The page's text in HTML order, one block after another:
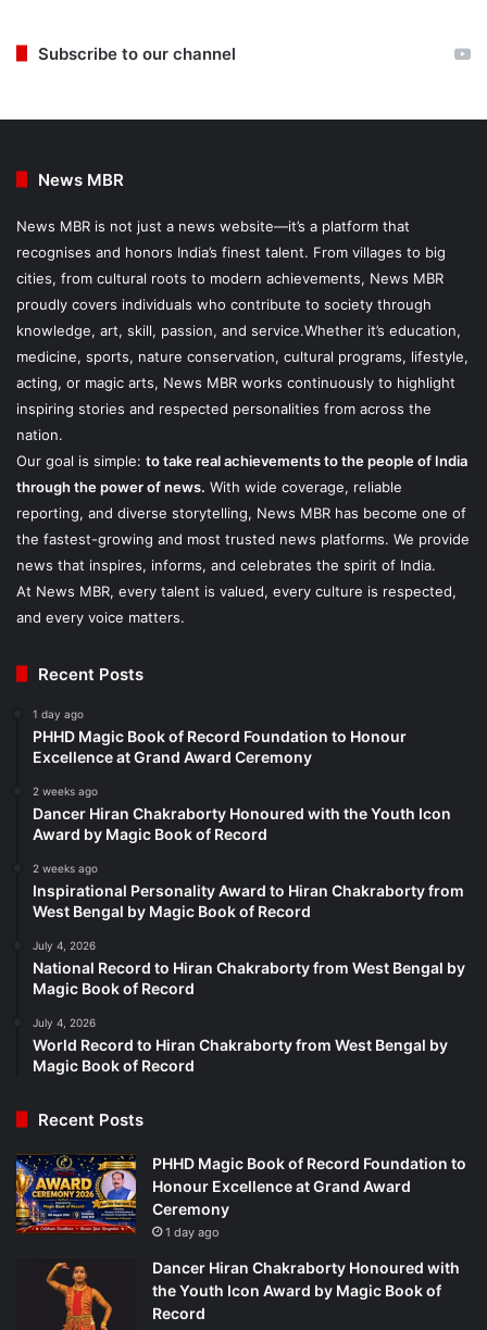
Subscribe to our channel
News MBR
News MBR is not just a news website—it’s a platform that
recognises and honors India’s finest talent. From villages to big
cities, from cultural roots to modern achievements, News MBR
proudly covers individuals who contribute to society through
knowledge, art, skill, passion, and service.Whether it’s education,
medicine, sports, nature conservation, cultural programs, lifestyle,
acting, or magic arts, News MBR works continuously to highlight
inspiring stories and respected personalities from across the
nation.
Our goal is simple: to take real achievements to the people of India
through the power of news. With wide coverage, reliable
reporting, and diverse storytelling, News MBR has become one of
the fastest-growing and most trusted news platforms. We provide
news that inspires, informs, and celebrates the spirit of India.
At News MBR, every talent is valued, every culture is respected,
and every voice matters.
Recent Posts
1 day ago
PHHD Magic Book of Record Foundation to Honour
Excellence at Grand Award Ceremony
2 weeks ago
Dancer Hiran Chakraborty Honoured with the Youth Icon
Award by Magic Book of Record
2 weeks ago
Inspirational Personality Award to Hiran Chakraborty from
West Bengal by Magic Book of Record
July 4, 2026
National Record to Hiran Chakraborty from West Bengal by
Magic Book of Record
July 4, 2026
World Record to Hiran Chakraborty from West Bengal by
Magic Book of Record
Recent Posts
PHHD Magic Book of Record Foundation to
Honour Excellence at Grand Award
Ceremony
1 day ago
Dancer Hiran Chakraborty Honoured with
the Youth Icon Award by Magic Book of
Record